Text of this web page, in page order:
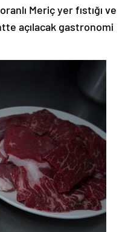
Meriç yer fıstığı ve
açılacak gastronomi